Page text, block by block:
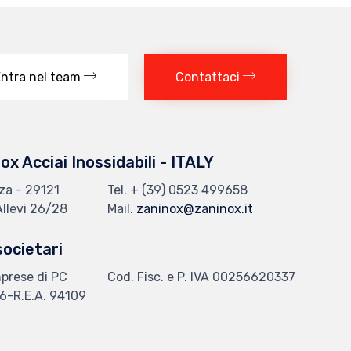
nel team Contattaci
Acciai Inossidabili - ITALY
- 29121
26/28
Tel. + (39) 0523 499658
Mail. zaninox@zaninox.it
di PC
R.E.A. 94109
Cod. Fisc. e P. IVA 00256620337